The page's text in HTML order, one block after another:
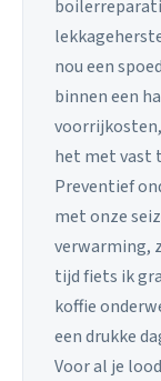
nou een
binnen een
het met vast
Preventief
met onze
verwarming,
tijd fiets ik
koffie
een drukke
Voor al je